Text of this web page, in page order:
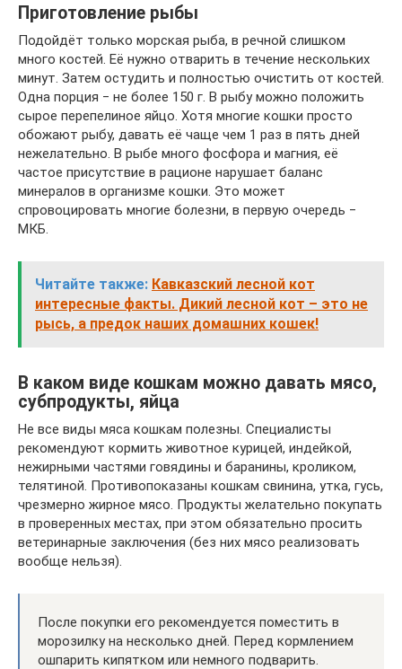
Приготовление рыбы
Подойдёт только морская рыба, в речной слишком
много костей. Её нужно отварить в течение нескольких
минут. Затем остудить и полностью очистить от костей.
Одна порция ‒ не более 150 г. В рыбу можно положить
сырое перепелиное яйцо. Хотя многие кошки просто
обожают рыбу, давать её чаще чем 1 раз в пять дней
нежелательно. В рыбе много фосфора и магния, её
частое присутствие в рационе нарушает баланс
минералов в организме кошки. Это может
спровоцировать многие болезни, в первую очередь ‒
МКБ.
Читайте также: Кавказский лесной кот
интересные факты. Дикий лесной кот – это не
рысь, а предок наших домашних кошек!
В каком виде кошкам можно давать мясо,
субпродукты, яйца
Не все виды мяса кошкам полезны. Специалисты
рекомендуют кормить животное курицей, индейкой,
нежирными частями говядины и баранины, кроликом,
телятиной. Противопоказаны кошкам свинина, утка, гусь,
чрезмерно жирное мясо. Продукты желательно покупать
в проверенных местах, при этом обязательно просить
ветеринарные заключения (без них мясо реализовать
вообще нельзя).
После покупки его рекомендуется поместить в
морозилку на несколько дней. Перед кормлением
ошпарить кипятком или немного подварить.